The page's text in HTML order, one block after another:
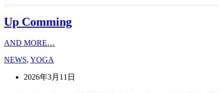
Up Comming
AND MORE…
NEWS, YOGA
2026年3月11日